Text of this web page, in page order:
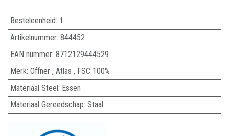
Besteleenheid: 1
Artikelnummer: 844452
EAN nummer: 8712129444529
Merk: Offner, Atlas , FSC 100%
Materiaal Steel: Essen
Materiaal Gereedschap: Staal